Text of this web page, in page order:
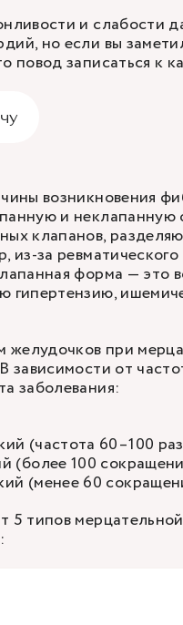
и слабости
но если вы
повод записаться к
возникновения
и неклапанную
клапанов,
из-за
форма — это
гипертензию,
желудочков при
зависимости от
заболевания:
(частота 60–100
(более 100
(менее 60
5 типов